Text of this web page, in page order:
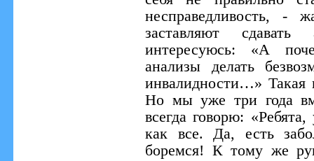
несправедливость, -
заставляют
интересуюсь: «А
анализы делать
инвалидности…» Такая
Но мы уже три года
всегда говорю:
как все. Да, есть
боремся! К тому же